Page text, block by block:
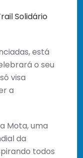
Solidário
está
o seu
visa
a
Mota, uma
da
todos